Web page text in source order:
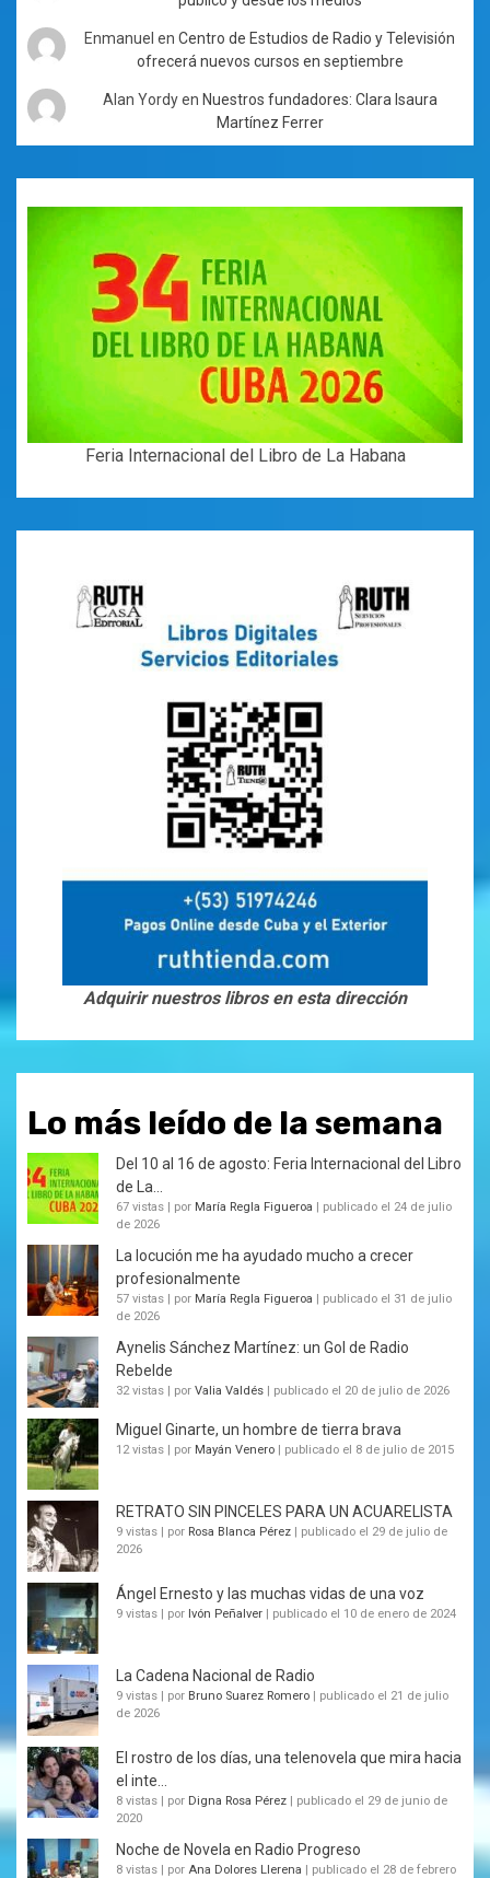
Enmanuel enCentro de Estudios de Radio y Televisión
ofrecerá nuevos cursos en septiembre
Alan Yordyen Nuestros fundadores: Clara Isaura
Martínez Ferrer
Feria Internacional del Libro de La Habana
Adquirir nuestros libros en esta dirección
Lo más leído de la semana
Del 10 al 16 de agosto: Feria Internacional del Libro
de La...
67 vistas | por María Regla Figueroa | publicado el 24 de julio
de 2026
La locución me ha ayudado mucho a crecer
profesionalmente
57 vistas | por María Regla Figueroa | publicado el 31 de julio
de 2026
Aynelis Sánchez Martínez: un Gol de Radio
Rebelde
32 vistas | por Valia Valdés | publicado el 20 de julio de 2026
Miguel Ginarte, un hombre de tierra brava
12 vistas | por Mayán Venero | publicado el 8 de julio de 2015
RETRATO SIN PINCELES PARA UN ACUARELISTA
9 vistas | por Rosa Blanca Pérez | publicado el 29 de julio de
2026
Ángel Ernesto y las muchas vidas de una voz
9 vistas | por Ivón Peñalver | publicado el 10 de enero de 2024
La Cadena Nacional de Radio
9 vistas | por Bruno Suarez Romero | publicado el 21 de julio
de 2026
El rostro de los días, una telenovela que mira hacia
el inte...
8 vistas | por Digna Rosa Pérez | publicado el 29 de junio de
2020
Noche de Novela en Radio Progreso
8 vistas | por Ana Dolores Llerena | publicado el 28 de febrero